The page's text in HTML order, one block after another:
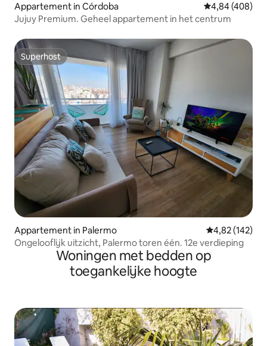
Appartement in Córdoba Gemiddelde
4,84 (408)
Jujuy Premium. Geheel appartement in het centrum
Superhost
Superhost
Appartement in Palermo Gemiddelde
4,82 (142)
Ongelooflijk uitzicht, Palermo toren één. 12e verdieping
Woningen met bedden op
toegankelijke hoogte